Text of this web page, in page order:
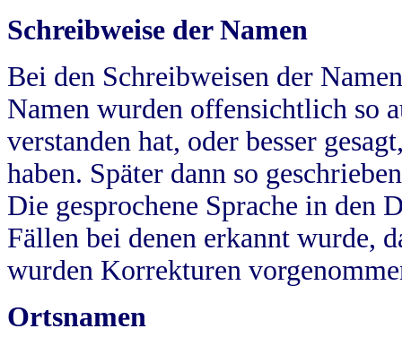
Schreibweise der Namen
Bei den Schreibweisen der
Namen wurden offensichtlich so
verstanden hat, oder besser
haben. Später dann so
Die gesprochene Sprache in
Fällen bei denen erkannt wurde,
wurden Korrekturen
Ortsnamen